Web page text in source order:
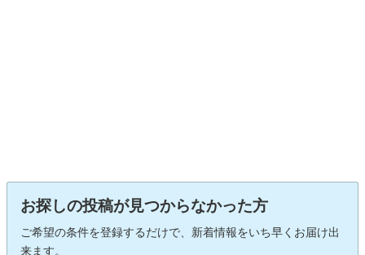
お探しの投稿が見つからなかった方
ご希望の条件を登録するだけで、新着情報をいち早くお届け出
来ます。